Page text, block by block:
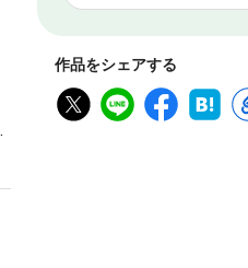
作品をシェアする